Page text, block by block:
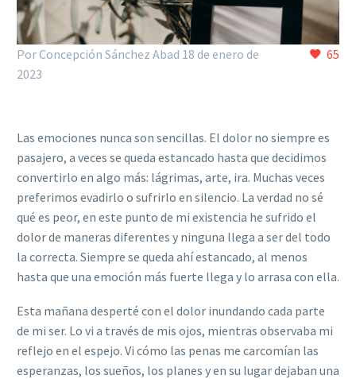
65
Por Concepción Sánchez Abad 18 de enero de
2023
Las emociones nunca son sencillas. El dolor no siempre es
pasajero, a veces se queda estancado hasta que decidimos
convertirlo en algo más: lágrimas, arte, ira. Muchas veces
preferimos evadirlo o sufrirlo en silencio. La verdad no sé
qué es peor, en este punto de mi existencia he sufrido el
dolor de maneras diferentes y ninguna llega a ser del todo
la correcta. Siempre se queda ahí estancado, al menos
hasta que una emoción más fuerte llega y lo arrasa con ella.
Esta mañana desperté con el dolor inundando cada parte
de mi ser. Lo vi a través de mis ojos, mientras observaba mi
reflejo en el espejo. Vi cómo las penas me carcomían las
esperanzas, los sueños, los planes y en su lugar dejaban una